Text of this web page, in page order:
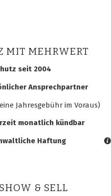
MIT MEHRWERT
seit 2004
Ansprechpartner
Jahresgebühr im Voraus)
monatlich kündbar
Haftung
& SELL